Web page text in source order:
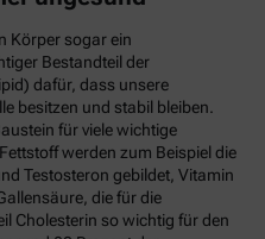
Körper sogar ein
Bestandteil der
dafür, dass unsere
besitzen und stabil bleiben.
für viele wichtige
werden zum Beispiel die
Testosteron gebildet, Vitamin
die für die
Cholesterin so wichtig für den